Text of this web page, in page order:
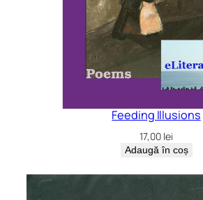
Feeding Illusions
17,00 lei
Adaugă în coș